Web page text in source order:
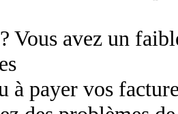
Vous avez un
à payer vos